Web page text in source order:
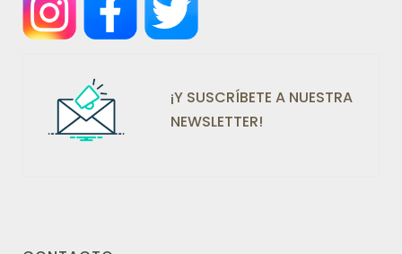
¡Y SUSCRÍBETE A NUESTRA
NEWSLETTER!